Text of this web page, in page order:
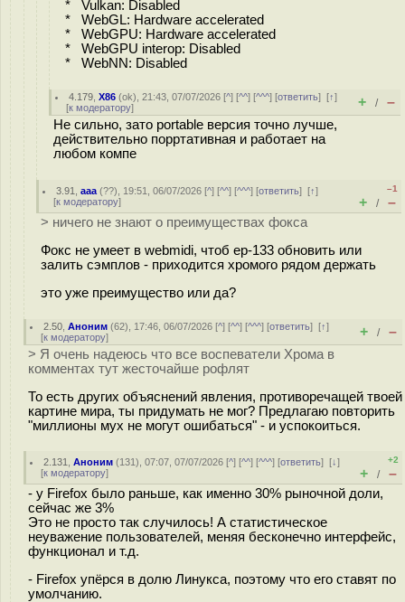
* Vulkan: Disabled
* WebGL: Hardware accelerated
* WebGPU: Hardware accelerated
* WebGPU interop: Disabled
* WebNN: Disabled
4.179 ,X86 (ok), 21:43, 07/07/2026 [^] [^^] [^^^] [ответить][↑]
[к модератору] + / –
Не сильно, зато portable версия точно лучше,
действительно порртативная и работает на
любом компе
3.91 ,ааа (??), 19:51, 06/07/2026 [^] [^^] [^^^] [ответить][↑]
[к модератору]
–1
+ / –
> ничего не знают о преимуществах фокса
Фокс не умеет в webmidi, чтоб ep-133 обновить или
залить сэмплов - приходится хромого рядом держать
это уже преимущество или да?
2.50 ,Аноним (62), 17:46, 06/07/2026 [^] [^^] [^^^] [ответить][↑]
[к модератору] + / –
> Я очень надеюсь что все воспеватели Хрома в
комментах тут жесточайше рофлят
То есть других объяснений явления, противоречащей твоей
картине мира, ты придумать не мог? Предлагаю повторить
"миллионы мух не могут ошибаться" - и успокоиться.
2.131 ,Аноним (131), 07:07, 07/07/2026 [^] [^^] [^^^] [ответить][↓]
[к модератору]
+2
+ / –
- у Firefox было раньше, как именно 30% рыночной доли,
сейчас же 3%
Это не просто так случилось! А статистическое
неуважение пользователей, меняя бесконечно интерфейс,
функционал и т.д.
- Firefox упёрся в долю Линукса, поэтому что его ставят по
умолчанию.